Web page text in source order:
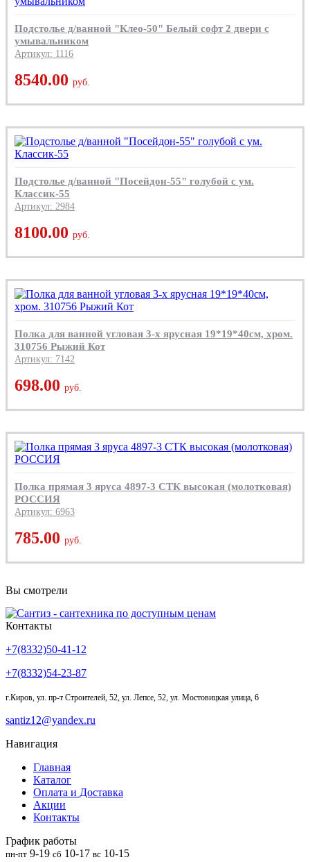
Подстолье д/ванной "Клео-50" Белый софт 2 двери с
умывальником
Артикул: 1116
8540.00 руб.
Подстолье д/ванной "Посейдон-55" голубой с ум.
Классик-55
Артикул: 2984
8100.00 руб.
Полка для ванной угловая 3-х ярусная 19*19*40см, хром.
310756 Рыжий Кот
Артикул: 7142
698.00 руб.
Полка прямая 3 яруса 4897-3 СТК высокая (молотковая)
РОССИЯ
Артикул: 6963
785.00 руб.
Вы смотрели
Контакты
+7(8332)50-41-12
+7(8332)54-23-87
г.Киров, ул. пр-т Строителей, 52, ул. Лепсе, 52, ул. Мостовицкая улица, 6
santiz12@yandex.ru
Навигация
Главная
Каталог
Оплата и Доставка
Акции
Контакты
График работы
пн-пт 9-19 сб 10-17 вс 10-15